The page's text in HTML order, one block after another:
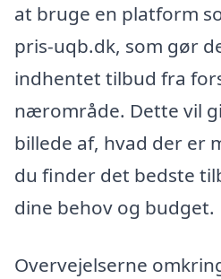
at bruge en platform
pris-uqb.dk, som gør
indhentet tilbud fra
nærområde. Dette vil
billede af, hvad der er
du finder det bedste
dine behov og budget.
Overvejelserne